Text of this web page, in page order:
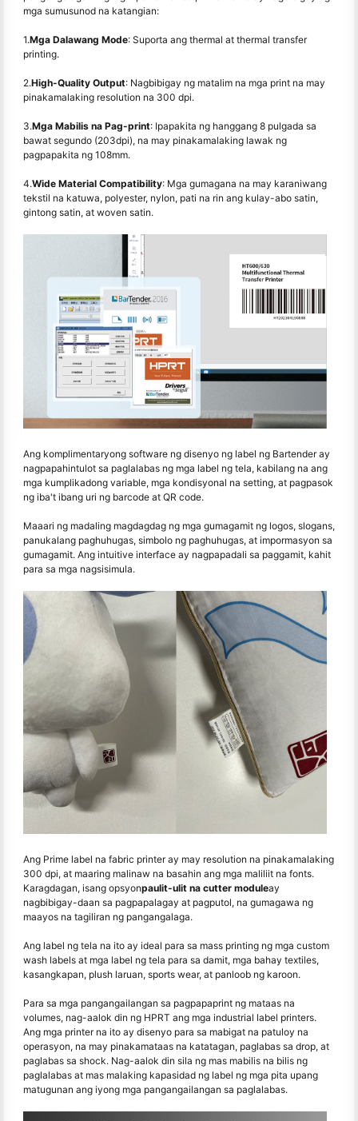
mga sumusunod na katangian:
1.Mga Dalawang Mode: Suporta ang thermal at thermal transfer
printing.
2.High-Quality Output: Nagbibigay ng matalim na mga print na may
pinakamalaking resolution na 300 dpi.
3.Mga Mabilis na Pag-print: Ipapakita ng hanggang 8 pulgada sa
bawat segundo (203dpi), na may pinakamalaking lawak ng
pagpapakita ng 108mm.
4.Wide Material Compatibility: Mga gumagana na may karaniwang
tekstil na katuwa, polyester, nylon, pati na rin ang kulay-abo satin,
gintong satin, at woven satin.
Ang komplimentaryong software ng disenyo ng label ng Bartender ay
nagpapahintulot sa paglalabas ng mga label ng tela, kabilang na ang
mga kumplikadong variable, mga kondisyonal na setting, at pagpasok
ng iba't ibang uri ng barcode at QR code.
Maaari ng madaling magdagdag ng mga gumagamit ng logos, slogans,
panukalang paghuhugas, simbolo ng paghuhugas, at impormasyon sa
gumagamit. Ang intuitive interface ay nagpapadali sa paggamit, kahit
para sa mga nagsisimula.
Ang Prime label na fabric printer ay may resolution na pinakamalaking
300 dpi, at maaring malinaw na basahin ang mga maliliit na fonts.
Karagdagan, isang opsyonpaulit-ulit na cutter moduleay
nagbibigay-daan sa pagpapalagay at pagputol, na gumagawa ng
maayos na tagiliran ng pangangalaga.
Ang label ng tela na ito ay ideal para sa mass printing ng mga custom
wash labels at mga label ng tela para sa damit, mga bahay textiles,
kasangkapan, plush laruan, sports wear, at panloob ng karoon.
Para sa mga pangangailangan sa pagpapaprint ng mataas na
volumes, nag-aalok din ng HPRT ang mga industrial label printers.
Ang mga printer na ito ay disenyo para sa mabigat na patuloy na
operasyon, na may pinakamataas na katatagan, paglabas sa drop, at
paglabas sa shock. Nag-aalok din sila ng mas mabilis na bilis ng
paglalabas at mas malaking kapasidad ng label ng mga pita upang
matugunan ang iyong mga pangangailangan sa paglalabas.